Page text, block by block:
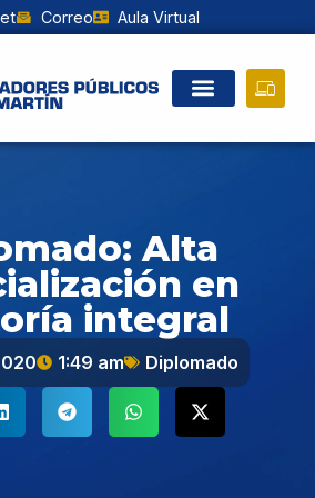
Correo Aula Virtual
Alta
en
integral
1:49 am Diplomado